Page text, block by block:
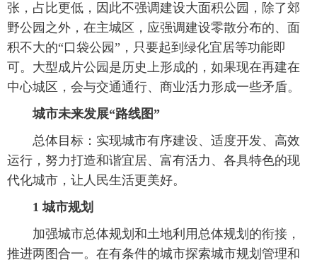
张，占比更低，因此不强调建设大面积公园，除了郊
野公园之外，在主城区，应强调建设零散分布的、面
积不大的“口袋公园”，只要起到绿化宜居等功能即
可。大型成片公园是历史上形成的，如果现在再建在
中心城区，会与交通通行、商业活力形成一些矛盾。
城市未来发展“路线图”
总体目标：实现城市有序建设、适度开发、高效
运行，努力打造和谐宜居、富有活力、各具特色的现
代化城市，让人民生活更美好。
1 城市规划
加强城市总体规划和土地利用总体规划的衔接，
推进两图合一。在有条件的城市探索城市规划管理和